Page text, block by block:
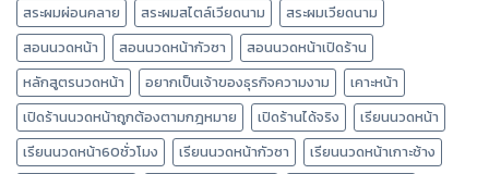
สระผมผ่อนคลาย
สระผมสไตล์เวียดนาม
สระผมเวียดนาม
สอนนวดหน้า
สอนนวดหน้ากัวซา
สอนนวดหน้าเปิดร้าน
หลักสูตรนวดหน้า
อยากเป็นเจ้าของธุรกิจความงาม
เคาะหน้า
เปิดร้านนวดหน้าถูกต้องตามกฎหมาย
เปิดร้านได้จริง
เรียนนวดหน้า
เรียนนวดหน้า60ชั่วโมง
เรียนนวดหน้ากัวซา
เรียนนวดหน้าเกาะช้าง